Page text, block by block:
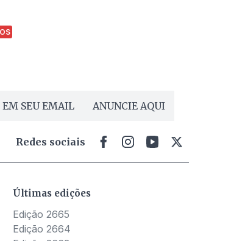
EM SEU EMAIL ANUNCIE AQUI
Redes sociais
Últimas edições
Edição 2665
Edição 2664